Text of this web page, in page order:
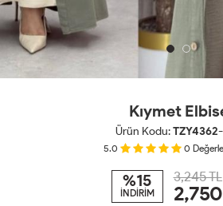
Kıymet
Ürün Kodu:
5.0 0
%15
İNDİRİM
3,245 TL
2,750